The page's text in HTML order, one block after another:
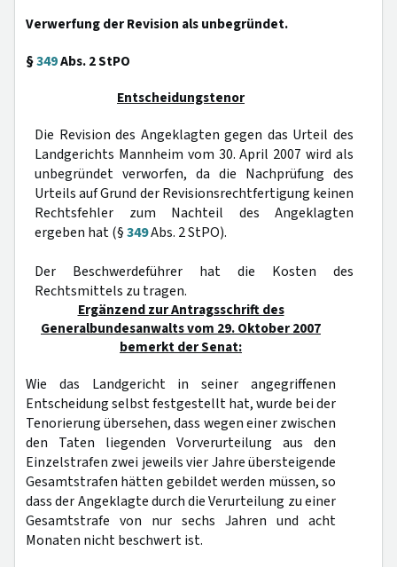
Verwerfung der Revision als unbegründet.
§349Abs. 2 StPO
Entscheidungstenor
Die Revision des Angeklagten gegen das Urteil des
Landgerichts Mannheim vom 30. April 2007 wird als
unbegründet verworfen, da die Nachprüfung des
Urteils auf Grund der Revisionsrechtfertigung keinen
Rechtsfehler zum Nachteil des Angeklagten
ergeben hat (§349Abs. 2 StPO).
Der Beschwerdeführer hat die Kosten des
Rechtsmittels zu tragen.
Ergänzend zur Antragsschrift des
Generalbundesanwalts vom 29. Oktober 2007
bemerkt der Senat:
Wie das Landgericht in seiner angegriffenen
Entscheidung selbst festgestellt hat, wurde bei der
Tenorierung übersehen, dass wegen einer zwischen
den Taten liegenden Vorverurteilung aus den
Einzelstrafen zwei jeweils vier Jahre übersteigende
Gesamtstrafen hätten gebildet werden müssen, so
dass der Angeklagte durch die Verurteilung zu einer
Gesamtstrafe von nur sechs Jahren und acht
Monaten nicht beschwert ist.